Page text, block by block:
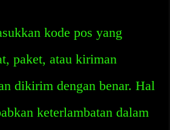
kode pos yang
paket, atau kiriman
dikirim dengan benar. Hal
keterlambatan dalam